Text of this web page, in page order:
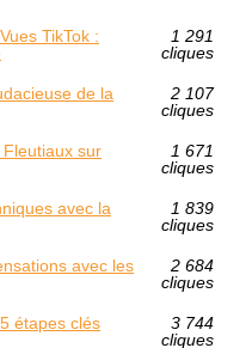
TikTok :
1 291
cliques
de la
2 107
cliques
sur
1 671
cliques
avec la
1 839
cliques
avec les
2 684
cliques
étapes clés
3 744
cliques